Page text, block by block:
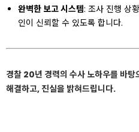
완벽한 보고 시스템: 조사 진행 상
인이 신뢰할 수 있도록 합니다.
경찰 20년 경력의 수사 노하우를 바
해결하고, 진실을 밝혀드립니다.